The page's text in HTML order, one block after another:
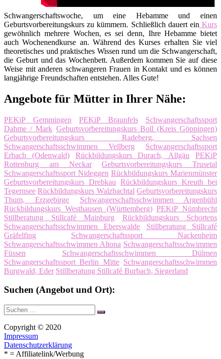
Schwangerschaftswoche, um eine Hebamme und einen
Geburtsvorbereitungskurs zu kümmern. Schließlich dauert ein Kurs
gewöhnlich mehrere Wochen, es sei denn, Ihre Hebamme bietet
auch Wochenendkurse an. Während des Kurses erhalten Sie viel
theoretisches und praktisches Wissen rund um die Schwangerschaft,
die Geburt und das Wochenbett. Außerdem kommen Sie auf diese
Weise mit anderen schwangeren Frauen in Kontakt und es können
langjährige Freundschaften entstehen. Alles Gute!
Angebote für Mütter in Ihrer Nähe:
PEKiP Gemmingen PEKiP Braunfels
Schwangerschaftssport
Dahme / Mark Geburtsvorbereitungskurs Boll (Kreis Göppingen)
Geburtsvorbereitungskurs Radeberg, Sachsen
Schwangerschaftsschwimmen Vellberg
Schwangerschaftssport
Erbach (Odenwald)
Rückbildungskurs Durach, Allgäu
PEKiP
Rottenburg am Neckar
Geburtsvorbereitungskurs Trusetal
Schwangerschaftssport Nideggen Rückbildungskurs Marienmünster
Geburtsvorbereitungskurs Drebkau Rückbildungskurs Kreuth bei
Tegernsee Rückbildungskurs Walzbachtal Geburtsvorbereitungskurs
Thum, Erzgebirge
Schwangerschaftsschwimmen Argenbühl
Rückbildungskurs Westhausen (Württemberg) PEKiP Nümbrecht
Stillberatung Stillcafé Mainburg
Rückbildungskurs Schortens
Schwangerschaftsschwimmen Eberswalde
Stillberatung Stillcafé
Gräfelfing
Schwangerschaftssport Nackenheim
Schwangerschaftsschwimmen Altona Schwangerschaftsschwimmen
Füssen
Schwangerschaftsschwimmen Dülmen
Schwangerschaftssport Berlin Mitte Schwangerschaftsschwimmen
Burgwald, Eder Stillberatung Stillcafé Burbach, Siegerland
Suchen (Angebot und Ort):
Suche
nach:
Suchen
Copyright © 2020
Impressum
Datenschutzerklärung
* = Affiliatelink/Werbung